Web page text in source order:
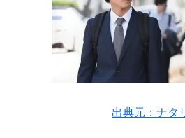
出典元：ナタ